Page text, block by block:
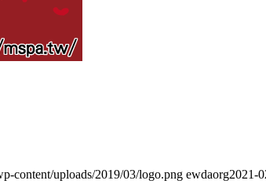
content/uploads/2019/03/logo.png ewdaorg2021-